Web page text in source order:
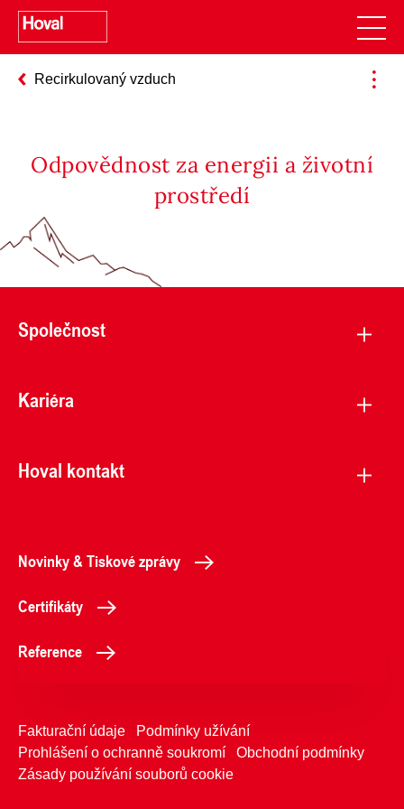
Recirkulovaný vzduch
Odpovědnost za energii a životní
prostředí
Společnost
Kariéra
Hoval kontakt
Novinky & Tiskové zprávy
Certifikáty
Reference
Fakturační údaje
Podmínky užívání
Prohlášení o ochranně soukromí
Obchodní podmínky
Zásady používání souborů cookie